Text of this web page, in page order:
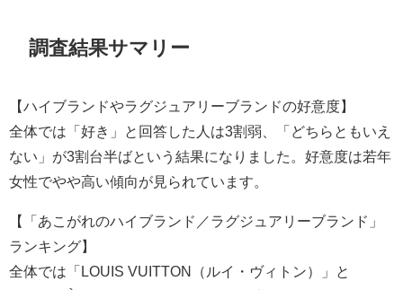
調査結果サマリー
【ハイブランドやラグジュアリーブランドの好意度】
全体では「好き」と回答した人は3割弱、「どちらともいえ
ない」が3割台半ばという結果になりました。好意度は若年
女性でやや高い傾向が見られています。
【「あこがれのハイブランド／ラグジュアリーブランド」
ランキング】
全体では「LOUIS VUITTON（ルイ・ヴィトン）」と